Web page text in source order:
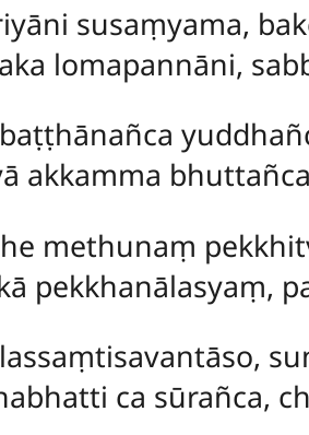
susaṃyama,
lomapannāni,
akkamma
methunaṃ
pekkhanālasyaṃ,
ca sūrañca,